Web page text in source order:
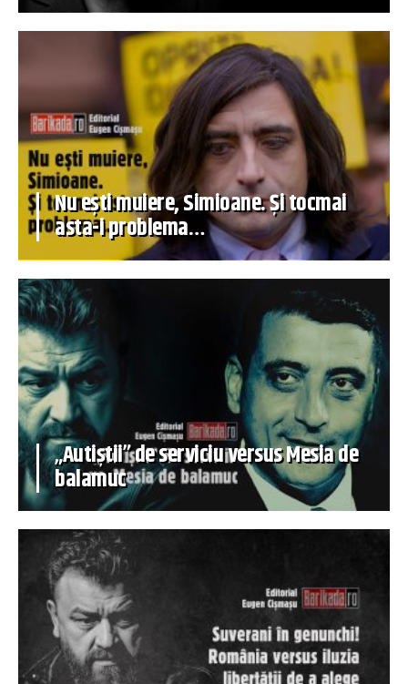
Nu ești muiere, Simioane. Și tocmai
asta-i problema…
„Autiștii” de serviciu versus Mesia de
balamuc